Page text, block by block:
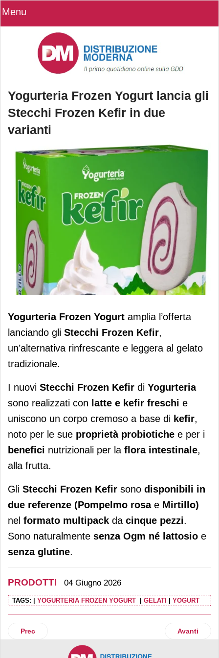
Menu
Yogurteria Frozen Yogurt lancia gli
Stecchi Frozen Kefir in due
varianti
Yogurteria Frozen Yogurt lancia gli
Stecchi Frozen Kefir in due varianti
Yogurteria Frozen Yogurt amplia l’offerta
lanciando gli Stecchi Frozen Kefir,
un’alternativa rinfrescante e leggera al gelato
tradizionale.
I nuovi Stecchi Frozen Kefir di Yogurteria
sono realizzati con latte e kefir freschi e
uniscono un corpo cremoso a base di kefir,
noto per le sue proprietà probiotiche e per i
benefici nutrizionali per la flora intestinale,
alla frutta.
Gli Stecchi Frozen Kefir sono disponibili in
due referenze (Pompelmo rosa e Mirtillo)
nel formato multipack da cinque pezzi.
Sono naturalmente senza Ogm né lattosio e
senza glutine.
PRODOTTI 04 Giugno 2026
TAGS: YOGURTERIA FROZEN YOGURT GELATI YOGURT
Articolo precedente: Lipton Ice Tea dà vita a una ricetta
Prec Articolo
Avanti